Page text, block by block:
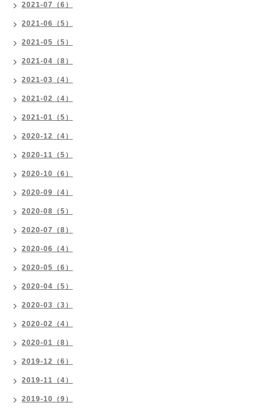
2021-07（6）
2021-06（5）
2021-05（5）
2021-04（8）
2021-03（4）
2021-02（4）
2021-01（5）
2020-12（4）
2020-11（5）
2020-10（6）
2020-09（4）
2020-08（5）
2020-07（8）
2020-06（4）
2020-05（6）
2020-04（5）
2020-03（3）
2020-02（4）
2020-01（8）
2019-12（6）
2019-11（4）
2019-10（9）